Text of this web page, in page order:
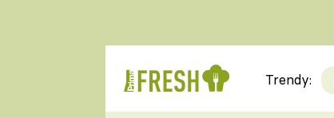
RYCHLOVKY
Trendy: